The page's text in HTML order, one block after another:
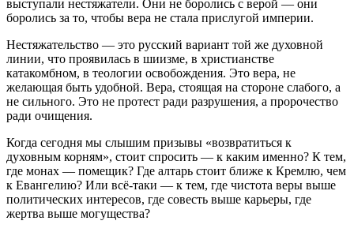
выступали нестяжатели. Они не боролись с верой — они
боролись за то, чтобы вера не стала прислугой империи.
Нестяжательство — это русский вариант той же духовной
линии, что проявилась в шиизме, в христианстве
катакомбном, в теологии освобождения. Это вера, не
желающая быть удобной. Вера, стоящая на стороне слабого, а
не сильного. Это не протест ради разрушения, а пророчество
ради очищения.
Когда сегодня мы слышим призывы «возвратиться к
духовным корням», стоит спросить — к каким именно? К тем,
где монах — помещик? Где алтарь стоит ближе к Кремлю, чем
к Евангелию? Или всё-таки — к тем, где чистота веры выше
политических интересов, где совесть выше карьеры, где
жертва выше могущества?